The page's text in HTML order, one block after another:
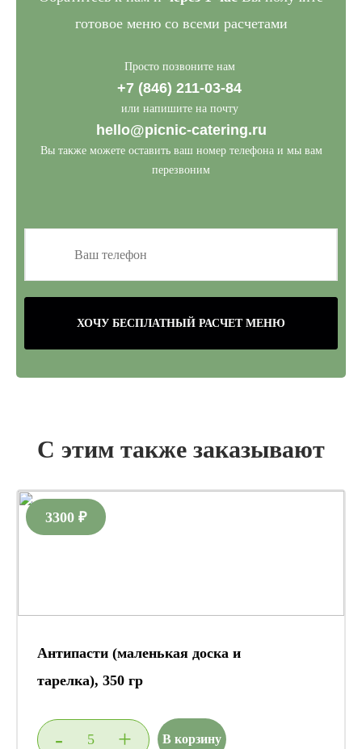
готовое меню со всеми расчетами
Просто позвоните нам
+7 (846) 211-03-84
или напишите на почту
hello@picnic-catering.ru
Вы также можете оставить ваш номер телефона и мы вам
перезвоним
ХОЧУ БЕСПЛАТНЫЙ РАСЧЕТ МЕНЮ
С этим также заказывают
3300 ₽
Антипасти (маленькая доска и
тарелка), 350 гр
- + В корзину